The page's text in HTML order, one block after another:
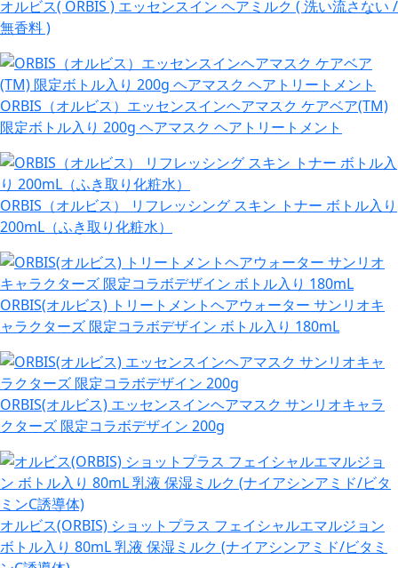
オルビス( ORBIS ) エッセンスイン ヘアミルク ( 洗い流さない /
無香料 )
ORBIS（オルビス）エッセンスインヘアマスク ケアベア(TM)
限定ボトル入り 200g ヘアマスク ヘアトリートメント
ORBIS（オルビス） リフレッシング スキン トナー ボトル入り
200mL（ふき取り化粧水）
ORBIS(オルビス) トリートメントヘアウォーター サンリオキ
ャラクターズ 限定コラボデザイン ボトル入り 180mL
ORBIS(オルビス) エッセンスインヘアマスク サンリオキャラ
クターズ 限定コラボデザイン 200g
オルビス(ORBIS) ショットプラス フェイシャルエマルジョン
ボトル入り 80mL 乳液 保湿ミルク (ナイアシンアミド/ビタミ